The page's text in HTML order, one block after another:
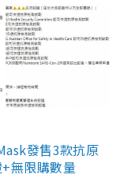
發售3款抗原
無限購數量